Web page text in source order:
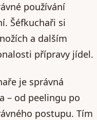
používání
Šéfkuchaři si
a dalším
přípravy jídel.
je správná
– od peelingu po
postupu. Tím